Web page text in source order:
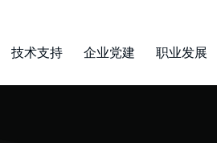
技术支持 企业党建 职业发展